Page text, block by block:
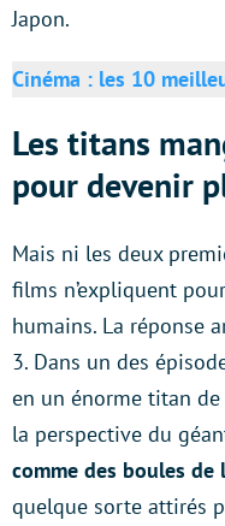
Japon.
Cinéma : les 10
Les titans
pour devenir
Mais ni les deux
films n’expliquent
humains. La réponse
3. Dans un des
en un énorme titan
la perspective du
comme des boules de
quelque sorte attirés